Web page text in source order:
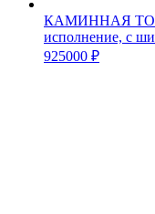
КАМИННАЯ
исполнение, с
925000 ₽